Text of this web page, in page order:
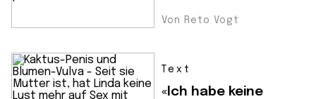
Von Reto Vogt
Text
«Ich habe keine